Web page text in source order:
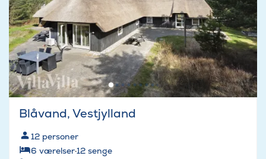
Blåvand, Vestjylland
12 personer
6 værelser·12 senge